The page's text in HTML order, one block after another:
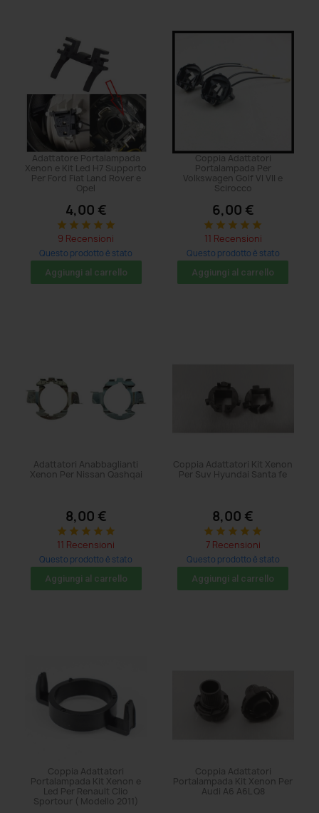
Adattatore Portalampada
Xenon e Kit Led H7 Supporto
Per Ford Fiat Land Rover e
Opel
4,00 €
star star star star star
9 Recensioni
Questo prodotto è stato
acquistato: 62 volte
Aggiungi al carrello
Coppia Adattatori
Portalampada Per
Volkswagen Golf VI VII e
Scirocco
6,00 €
star star star star star
11 Recensioni
Questo prodotto è stato
acquistato: 11 volte
Aggiungi al carrello
Adattatori Anabbaglianti
Xenon Per Nissan Qashqai
8,00 €
star star star star star
11 Recensioni
Questo prodotto è stato
acquistato: 32 volte
Aggiungi al carrello
Coppia Adattatori Kit Xenon
Per Suv Hyundai Santa fe
8,00 €
star star star star star
7 Recensioni
Questo prodotto è stato
acquistato: 8 volte
Aggiungi al carrello
Coppia Adattatori
Portalampada Kit Xenon e
Led Per Renault Clio
Sportour ( Modello 2011)
Coppia Adattatori
Portalampada Kit Xenon Per
Audi A6 A6L Q8